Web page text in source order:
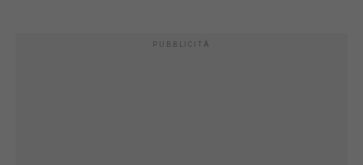
PUBBLICITÀ